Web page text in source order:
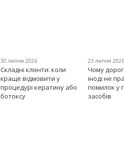
30 липня 2026
Складні клієнти: коли
краще відмовити у
процедурі кератину або
ботоксу
23 липня
Чому
іноді не
помилок у
засобів